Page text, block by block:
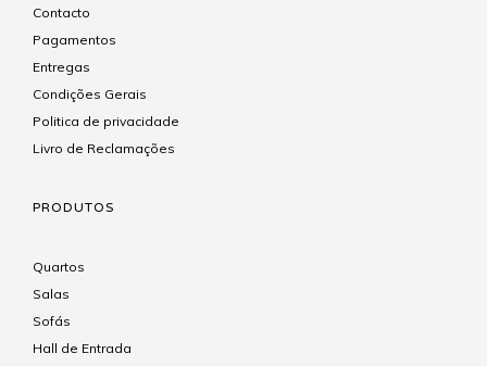
Contacto
Pagamentos
Entregas
Condições Gerais
Politica de privacidade
Livro de Reclamações
PRODUTOS
Quartos
Salas
Sofás
Hall de Entrada